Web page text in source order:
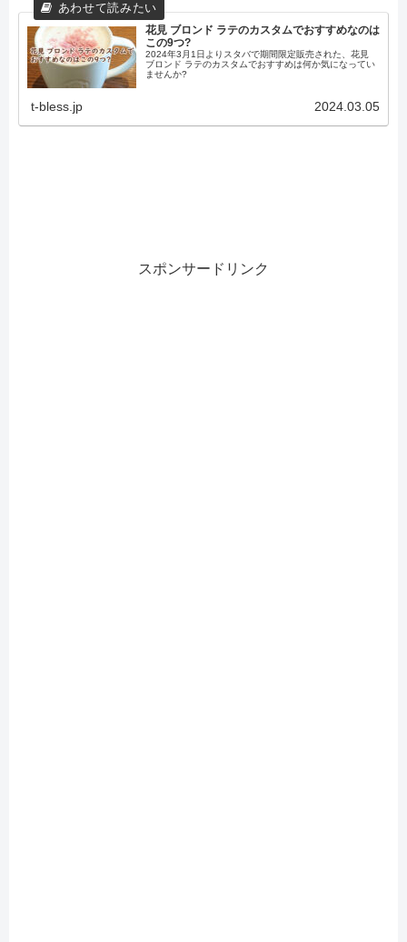
花見 ブロンド ラテのカスタムでおすすめなのは
この9つ?
2024年3月1日よりスタバで期間限定販売された、花見
ブロンド ラテのカスタムでおすすめは何か気になってい
ませんか?
t-bless.jp 2024.03.05
スポンサードリンク